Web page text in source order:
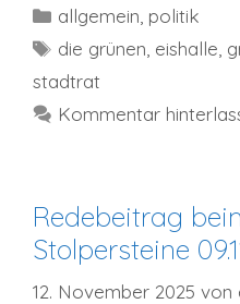
Kategorien
allgemein politik
Schlagwörter
die grünen eishalle
stadtrat
Kommentar
Redebeitrag
Stolpersteine
12. November 2025 von